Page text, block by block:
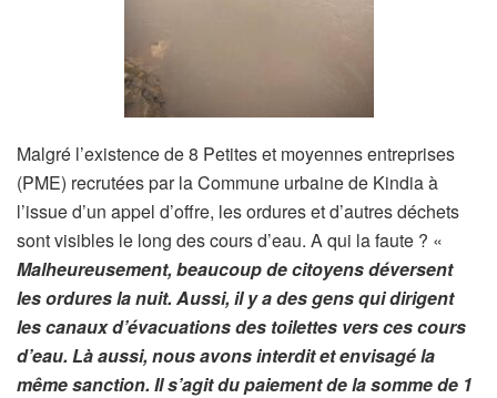
Malgré l’existence de 8 Petites et moyennes entreprises
(PME) recrutées par la Commune urbaine de Kindia à
l’issue d’un appel d’offre, les ordures et d’autres déchets
sont visibles le long des cours d’eau. A qui la faute ? «
Malheureusement, beaucoup de citoyens déversent
les ordures la nuit. Aussi, il y a des gens qui dirigent
les canaux d’évacuations des toilettes vers ces cours
d’eau. Là aussi, nous avons interdit et envisagé la
même sanction. Il s’agit du paiement de la somme de 1